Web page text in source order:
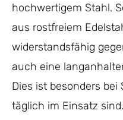
hochwertigem Stahl.
aus rostfreiem
widerstandsfähig
auch eine
Dies ist besonders
täglich im Einsatz sind.